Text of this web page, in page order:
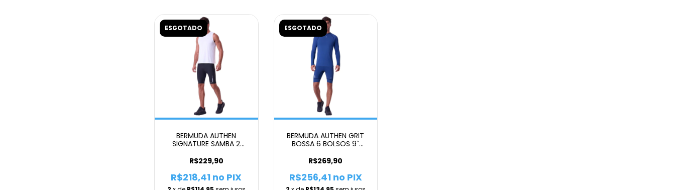
ESGOTADO
BERMUDA AUTHEN
SIGNATURE SAMBA 2
PRETO
R$229,90
R$218,41 no PIX
ESGOTADO
BERMUDA AUTHEN GRIT
BOSSA 6 BOLSOS 9`
R$269,90
R$256,41no PIX